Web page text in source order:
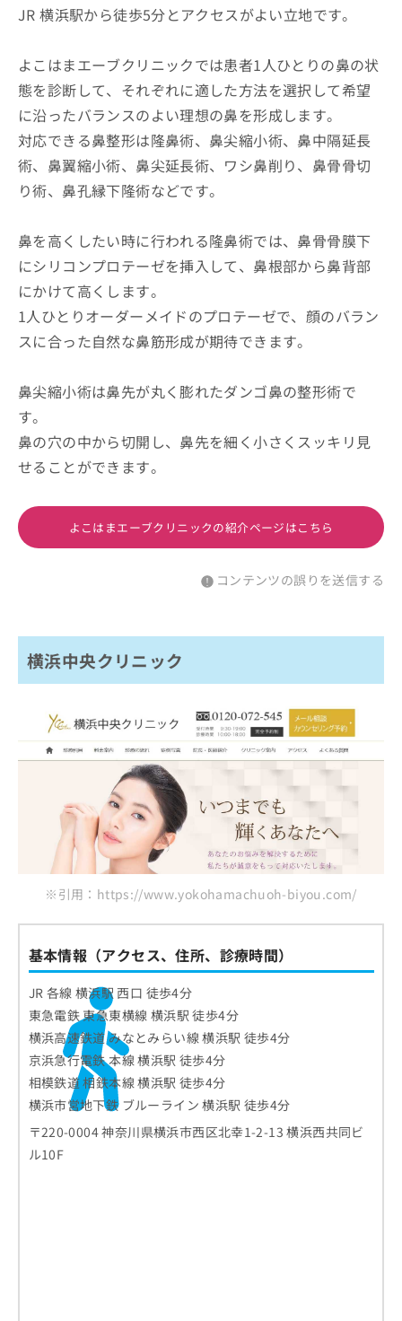
JR 横浜駅から徒歩5分とアクセスがよい立地です。
よこはまエーブクリニックでは患者1人ひとりの鼻の状
態を診断して、それぞれに適した方法を選択して希望
に沿ったバランスのよい理想の鼻を形成します。
対応できる鼻整形は隆鼻術、鼻尖縮小術、鼻中隔延長
術、鼻翼縮小術、鼻尖延長術、ワシ鼻削り、鼻骨骨切
り術、鼻孔縁下隆術などです。
鼻を高くしたい時に行われる隆鼻術では、鼻骨骨膜下
にシリコンプロテーゼを挿入して、鼻根部から鼻背部
にかけて高くします。
1人ひとりオーダーメイドのプロテーゼで、顔のバラン
スに合った自然な鼻筋形成が期待できます。
鼻尖縮小術は鼻先が丸く膨れたダンゴ鼻の整形術で
す。
鼻の穴の中から切開し、鼻先を細く小さくスッキリ見
せることができます。
よこはまエーブクリニックの紹介ページはこちら
コンテンツの誤りを送信する
横浜中央クリニック
※引用：https://www.yokohamachuoh-biyou.com/
基本情報（アクセス、住所、診療時間）
JR 各線 横浜駅 西口 徒歩4分
東急電鉄 東急東横線 横浜駅 徒歩4分
横浜高速鉄道 みなとみらい線 横浜駅 徒歩4分
京浜急行電鉄 本線 横浜駅 徒歩4分
相模鉄道 相鉄本線 横浜駅 徒歩4分
横浜市営地下鉄 ブルーライン 横浜駅 徒歩4分
〒220-0004 神奈川県横浜市西区北幸1-2-13 横浜西共同ビ
ル10F